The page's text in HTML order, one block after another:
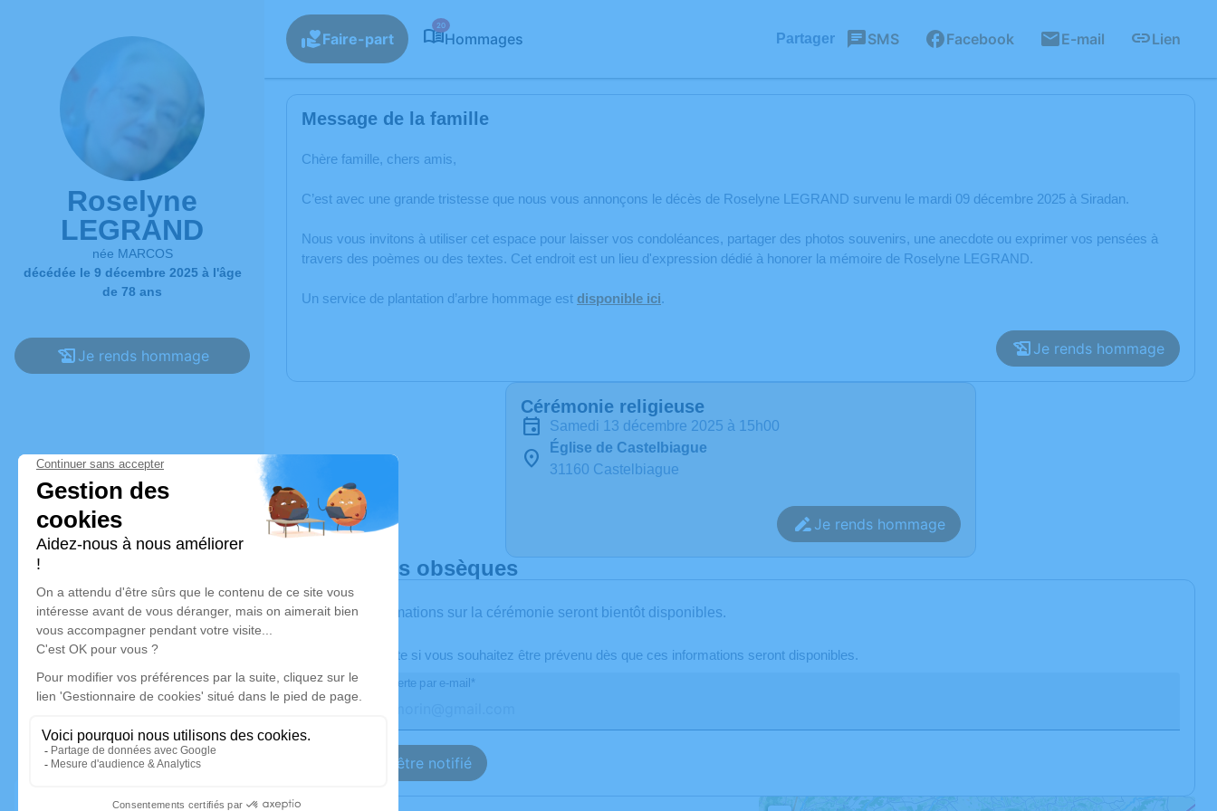
Roselyne
LEGRAND
née MARCOS
décédée le 9 décembre 2025 à l'âge
de 78 ans
Je rends hommage
Faire-part
20
Hommages Partager SMS Facebook E-mail Lien
Message de la famille
Chère famille, chers amis,
C’est avec une grande tristesse que nous vous annonçons le décès de Roselyne LEGRAND survenu le mardi 09 décembre 2025 à Siradan.
Nous vous invitons à utiliser cet espace pour laisser vos condoléances, partager des photos souvenirs, une anecdote ou exprimer vos pensées à
travers des poèmes ou des textes. Cet endroit est un lieu d'expression dédié à honorer la mémoire de Roselyne LEGRAND.
Un service de plantation d’arbre hommage est disponible ici.
Je rends hommage
Cérémonie religieuse
samedi 13 décembre 2025 à 15h00
Église de Castelbiague
31160 Castelbiague
Je rends hommage
Déroulé des obsèques
Les informations sur la cérémonie seront bientôt disponibles.
Activez une alerte si vous souhaitez être prévenu dès que ces informations seront disponibles.
Recevoir une alerte par e-mail*
Je veux être notifié